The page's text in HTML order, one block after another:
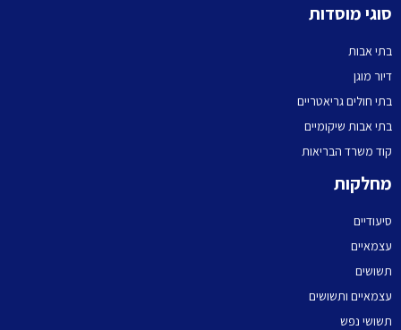
סוגי מוסדות
בתי אבות
דיור מוגן
בתי חולים גריאטריים
בתי אבות שיקומיים
קוד משרד הבריאות
מחלקות
סיעודיים
עצמאיים
תשושים
עצמאיים ותשושים
תשושי נפש